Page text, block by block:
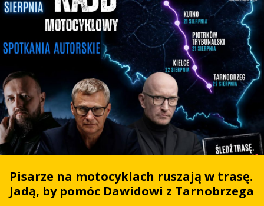
Pisarze na motocyklach ruszają w trasę.
Jadą, by pomóc Dawidowi z Tarnobrzega